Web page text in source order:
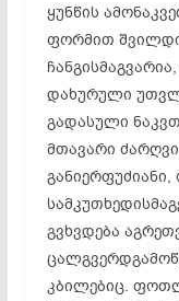
ყუნწის
ფორმით
დახურული
გადასული
მთავარი
გვხვდება
კბილებიც.